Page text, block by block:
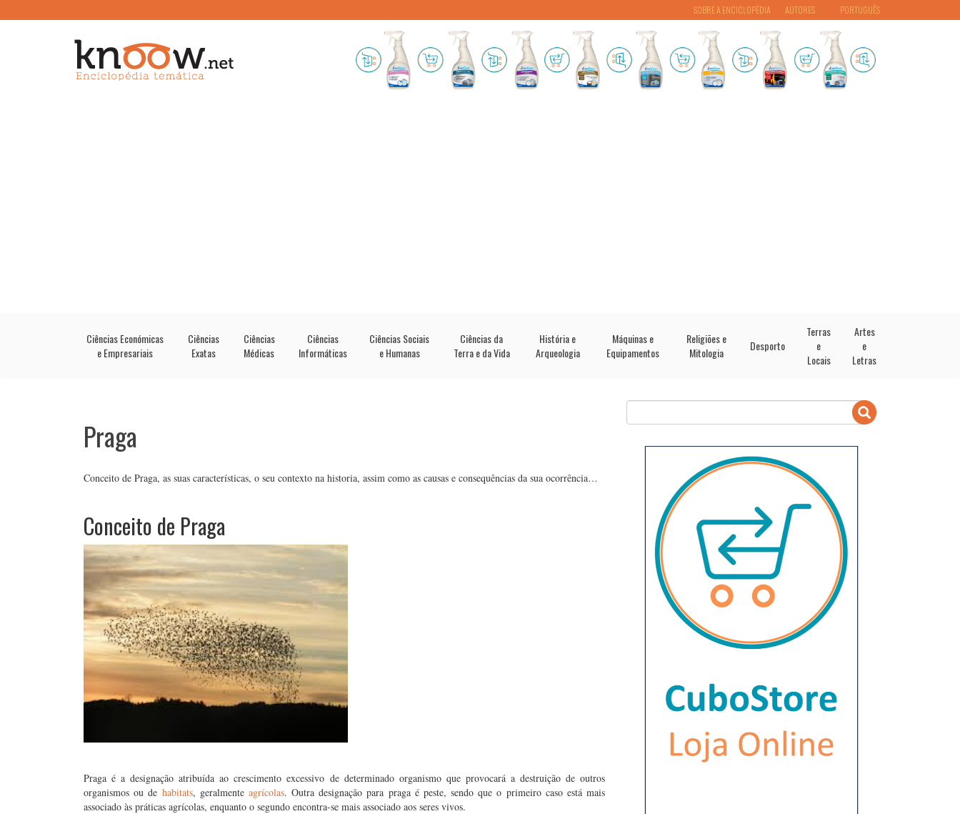
PORTUGUÊS
SOBRE A ENCICLOPÉDIA AUTORES
Ciências Económicas
e Empresariais
Ciências
Exatas
Ciências
Médicas
Ciências
Informáticas
Ciências Sociais
e Humanas
Ciências da
Terra e da Vida
História e
Arqueologia
Máquinas e
Equipamentos
Religiões e
Mitologia
Desporto
Terras
e
Locais
Artes
e
Letras
Praga
Conceito de Praga, as suas características, o seu contexto na historia, assim como as causas e consequências da sua ocorrência…
Conceito de Praga
Praga é a designação atribuída ao crescimento excessivo de determinado organismo que provocará a destruição de outros
organismos ou de habitats, geralmente agrícolas. Outra designação para praga é peste, sendo que o primeiro caso está mais
associado às práticas agrícolas, enquanto o segundo encontra-se mais associado aos seres vivos.